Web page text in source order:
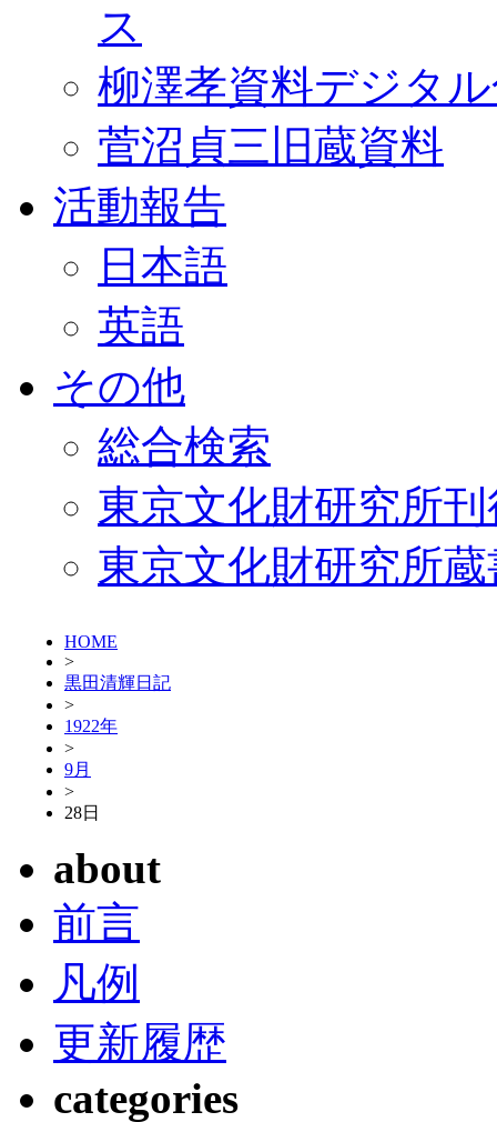
ス
柳澤孝資料デジタ
菅沼貞三旧蔵資料
活動報告
日本語
英語
その他
総合検索
東京文化財研究所
東京文化財研究所
HOME
>
黒田清輝日記
>
1922年
>
9月
>
28日
about
前言
凡例
更新履歴
categories